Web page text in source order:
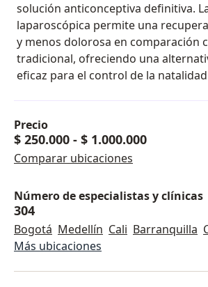
solución anticonceptiva definitiva.
laparoscópica permite una
y menos dolorosa en comparación
tradicional, ofreciendo una
eficaz para el control de la
Precio
$ 250.000 - $ 1.000.000
Comparar ubicaciones
Número de especialistas y clínicas
304
Bogotá Medellín Cali Barranquilla
Más ubicaciones